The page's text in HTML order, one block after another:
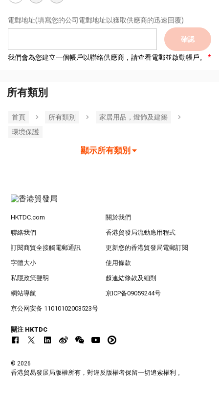
電郵地址(填寫您的公司電郵地址以獲取供應商的迅速回覆)
確認
我們會為您建立一個帳戶以聯絡供應商，請查看電郵並啟動帳戶。
所有類別
首頁 所有類別
家居用品，燈飾及建築
環境保護
顯示所有類別
HKTDC.com 關於我們
聯絡我們 香港貿發局流動應用程式
訂閱商貿全接觸電郵通訊 更新您的香港貿發局電郵訂閱
字體大小 使用條款
私隱政策聲明 超連結條款及細則
網站導航 京ICP备09059244号
京公网安备 11010102003523号
關注 HKTDC
© 2026
香港貿易發展局版權所有，對違反版權者保留一切追索權利 。